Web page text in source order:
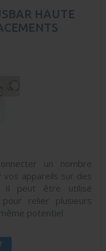
HAUTE
un nombre
appareils sur des
Il peut être utilisé
relier plusieurs
potentiel.